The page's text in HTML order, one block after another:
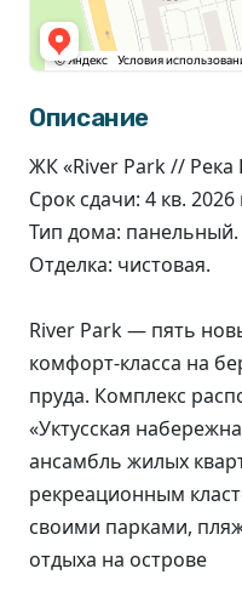
Описание
ЖК «River Park //
Срок сдачи: 4 кв. 2026
Тип дома: панельный.
Отделка: чистовая.
River Park — пять
комфорт-класса на
пруда. Комплекс
«Уктусская
ансамбль жилых
рекреационным
своими парками,
отдыха на острове